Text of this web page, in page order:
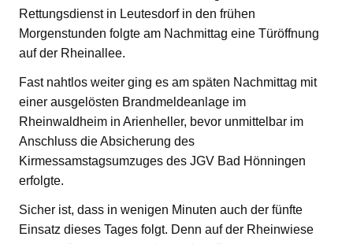
Rettungsdienst in Leutesdorf in den frühen
Morgenstunden folgte am Nachmittag eine Türöffnung
auf der Rheinallee.
Fast nahtlos weiter ging es am späten Nachmittag mit
einer ausgelösten Brandmeldeanlage im
Rheinwaldheim in Arienheller, bevor unmittelbar im
Anschluss die Absicherung des
Kirmessamstagsumzuges des JGV Bad Hönningen
erfolgte.
Sicher ist, dass in wenigen Minuten auch der fünfte
Einsatz dieses Tages folgt. Denn auf der Rheinwiese